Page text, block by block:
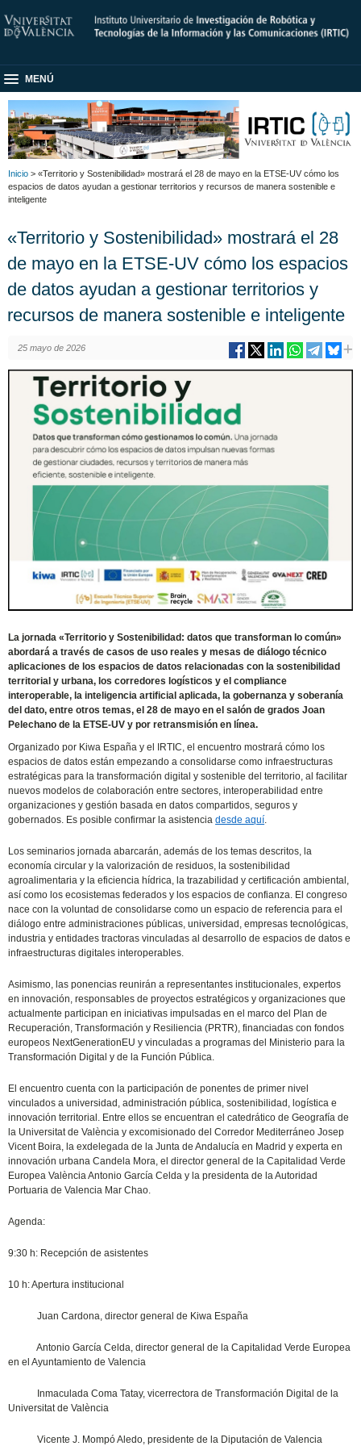
MENÚ
Inicio > «Territorio y Sostenibilidad» mostrará el 28 de mayo en la ETSE-UV cómo los
espacios de datos ayudan a gestionar territorios y recursos de manera sostenible e
inteligente
«Territorio y Sostenibilidad» mostrará el 28
de mayo en la ETSE-UV cómo los espacios
de datos ayudan a gestionar territorios y
recursos de manera sostenible e inteligente
25 mayo de 2026
La jornada «Territorio y Sostenibilidad: datos que transforman lo común»
abordará a través de casos de uso reales y mesas de diálogo técnico
aplicaciones de los espacios de datos relacionadas con la sostenibilidad
territorial y urbana, los corredores logísticos y el compliance
interoperable, la inteligencia artificial aplicada, la gobernanza y soberanía
del dato, entre otros temas, el 28 de mayo en el salón de grados Joan
Pelechano de la ETSE-UV y por retransmisión en línea.
Organizado por Kiwa España y el IRTIC, el encuentro mostrará cómo los
espacios de datos están empezando a consolidarse como infraestructuras
estratégicas para la transformación digital y sostenible del territorio, al facilitar
nuevos modelos de colaboración entre sectores, interoperabilidad entre
organizaciones y gestión basada en datos compartidos, seguros y
gobernados. Es posible confirmar la asistenciadesde aquí.
Los seminarios jornada abarcarán, además de los temas descritos, la
economía circular y la valorización de residuos, la sostenibilidad
agroalimentaria y la eficiencia hídrica, la trazabilidad y certificación ambiental,
así como los ecosistemas federados y los espacios de confianza. El congreso
nace con la voluntad de consolidarse como un espacio de referencia para el
diálogo entre administraciones públicas, universidad, empresas tecnológicas,
industria y entidades tractoras vinculadas al desarrollo de espacios de datos e
infraestructuras digitales interoperables.
Asimismo, las ponencias reunirán a representantes institucionales, expertos
en innovación, responsables de proyectos estratégicos y organizaciones que
actualmente participan en iniciativas impulsadas en el marco del Plan de
Recuperación, Transformación y Resiliencia (PRTR), financiadas con fondos
europeos NextGenerationEU y vinculadas a programas del Ministerio para la
Transformación Digital y de la Función Pública.
El encuentro cuenta con la participación de ponentes de primer nivel
vinculados a universidad, administración pública, sostenibilidad, logística e
innovación territorial. Entre ellos se encuentran el catedrático de Geografía de
la Universitat de València y excomisionado del Corredor Mediterráneo Josep
Vicent Boira, la exdelegada de la Junta de Andalucía en Madrid y experta en
innovación urbana Candela Mora, el director general de la Capitalidad Verde
Europea València Antonio García Celda y la presidenta de la Autoridad
Portuaria de Valencia Mar Chao.
Agenda:
9:30 h: Recepción de asistentes
10 h: Apertura institucional
Juan Cardona, director general de Kiwa España
Antonio García Celda, director general de la Capitalidad Verde Europea
en el Ayuntamiento de Valencia
Inmaculada Coma Tatay, vicerrectora de Transformación Digital de la
Universitat de València
Vicente J. Mompó Aledo, presidente de la Diputación de Valencia